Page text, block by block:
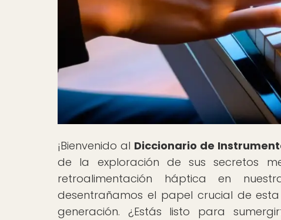
¡Bienvenido al Diccionario de
de la exploración de sus secretos
retroalimentación háptica en
desentrañamos el papel crucial de
generación. ¿Estás listo para